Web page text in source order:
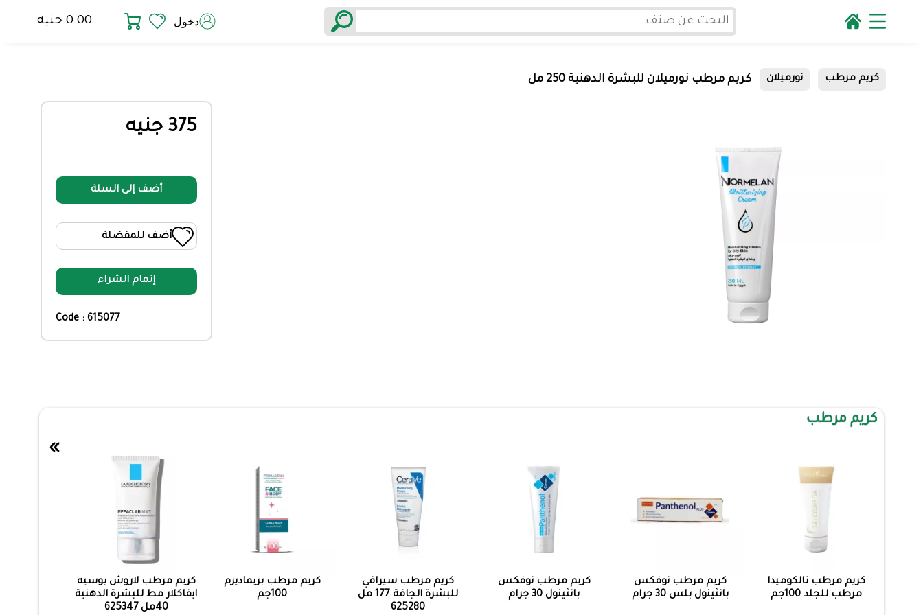
دخول 0.00 جنيه
كريم مرطب نورميلان كريم مرطب نورميلان للبشرة الدهنية 250 مل
375 جنيه
أضف إلى السلة
أضف للمفضلة
إتمام الشراء
Code : 615077
كريم مرطب
كريم مرطب تالكوميدا
مرطب للجلد 100جم
كريم مرطب نوفكس
بانثينول بلس 30 جرام
كريم مرطب نوفكس
بانثينول 30 جرام
كريم مرطب سيرافي
للبشرة الجافة 177 مل
625280
كريم مرطب بريماديرم
100جم
كريم مرطب لاروش بوسيه
ايفاكلار مط للبشرة الدهنية
40مل 625347
»